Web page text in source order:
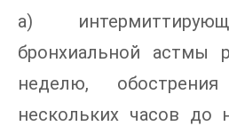
а)
бронхиальной астмы
неделю,
нескольких часов до